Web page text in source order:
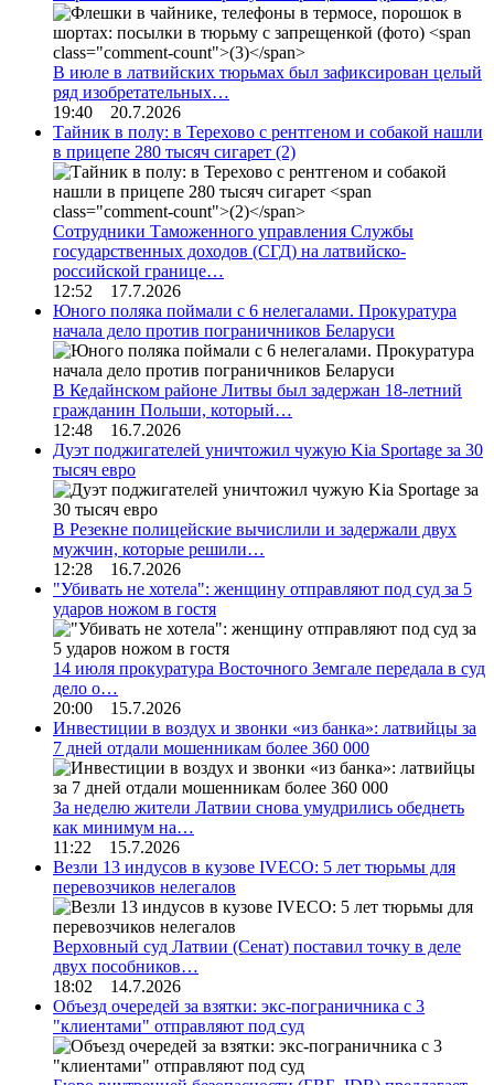
В июле в латвийских тюрьмах был зафиксирован целый
ряд изобретательных…
19:40 20.7.2026
Тайник в полу: в Терехово с рентгеном и собакой нашли
в прицепе 280 тысяч сигарет (2)
Сотрудники Таможенного управления Службы
государственных доходов (СГД) на латвийско-
российской границе…
12:52 17.7.2026
Юного поляка поймали с 6 нелегалами. Прокуратура
начала дело против пограничников Беларуси
В Кедайнском районе Литвы был задержан 18-летний
гражданин Польши, который…
12:48 16.7.2026
Дуэт поджигателей уничтожил чужую Kia Sportage за 30
тысяч евро
В Резекне полицейские вычислили и задержали двух
мужчин, которые решили…
12:28 16.7.2026
"Убивать не хотела": женщину отправляют под суд за 5
ударов ножом в гостя
14 июля прокуратура Восточного Земгале передала в суд
дело о…
20:00 15.7.2026
Инвестиции в воздух и звонки «из банка»: латвийцы за
7 дней отдали мошенникам более 360 000
За неделю жители Латвии снова умудрились обеднеть
как минимум на…
11:22 15.7.2026
Везли 13 индусов в кузове IVECO: 5 лет тюрьмы для
перевозчиков нелегалов
Верховный суд Латвии (Сенат) поставил точку в деле
двух пособников…
18:02 14.7.2026
Объезд очередей за взятки: экс-пограничника с 3
"клиентами" отправляют под суд